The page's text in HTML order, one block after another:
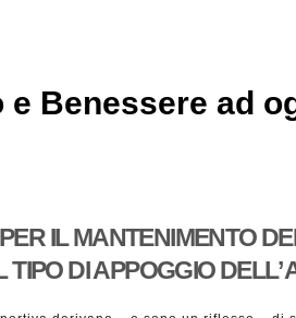
e Benessere ad
IL MANTENIMENTO
DI APPOGGIO DELL’